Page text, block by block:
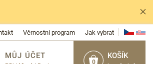
Věrnostní program Jak vybrat
0
KOŠÍK
MŮJ ÚČET